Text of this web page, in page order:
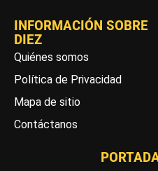
INFORMACIÓN SOBRE
DIEZ
Quiénes somos
Política de Privacidad
Mapa de sitio
Contáctanos